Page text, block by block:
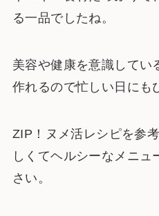
る一品でしたね。
美容や健康を意識してい
作れるので忙しい日にも
ZIP！ヌメ活レシピを参
しくてヘルシーなメニュ
さい。